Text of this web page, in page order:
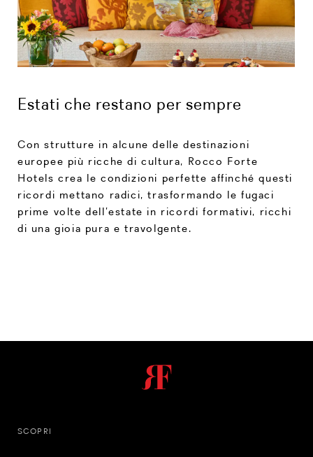
Estati che restano per sempre
Con strutture in alcune delle destinazioni
europee più ricche di cultura, Rocco Forte
Hotels crea le condizioni perfette affinché questi
ricordi mettano radici, trasformando le fugaci
prime volte dell’estate in ricordi formativi, ricchi
di una gioia pura e travolgente.
SCOPRI